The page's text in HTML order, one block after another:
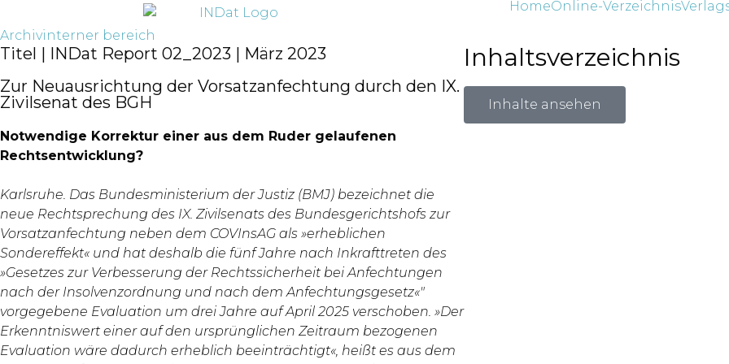
HomeOnline-Verzeichnis
Archivinterner bereich
Titel | INDat Report 02_2023 | März 2023
Zur Neuausrichtung der Vorsatzanfechtung durch den IX.
Zivilsenat des BGH
Notwendige Korrektur einer aus dem Ruder gelaufenen
Rechtsentwicklung?
Karlsruhe. Das Bundesministerium der Justiz (BMJ) bezeichnet die
neue Rechtsprechung des IX. Zivilsenats des Bundesgerichtshofs zur
Vorsatzanfechtung neben dem COVInsAG als »erheblichen
Sondereffekt« und hat deshalb die fünf Jahre nach Inkrafttreten des
»Gesetzes zur Verbesserung der Rechtssicherheit bei Anfechtungen
nach der Insolvenzordnung und nach dem Anfechtungsgesetz«″
vorgegebene Evaluation um drei Jahre auf April 2025 verschoben. »Der
Erkenntniswert einer auf den ursprünglichen Zeitraum bezogenen
Evaluation wäre dadurch erheblich beeinträchtigt«, heißt es aus dem
Inhaltsverzeichnis
Inhalte ansehen